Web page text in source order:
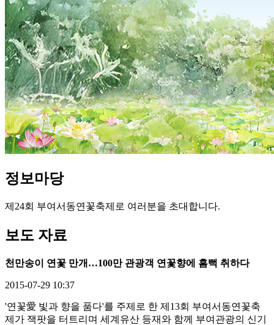
정보마당
제24회 부여서동연꽃축제로 여러분을 초대합니다.
보도 자료
천만송이 연꽃 만개…100만 관광객 연꽃향에 흠뻑 취하다
2015-07-29 10:37
'연꽃愛 빛과 향을 품다'를 주제로 한 제13회 부여서동연꽃축
제가 잭팟을 터트리며 세계유산 등재와 함께 부여관광의 신기